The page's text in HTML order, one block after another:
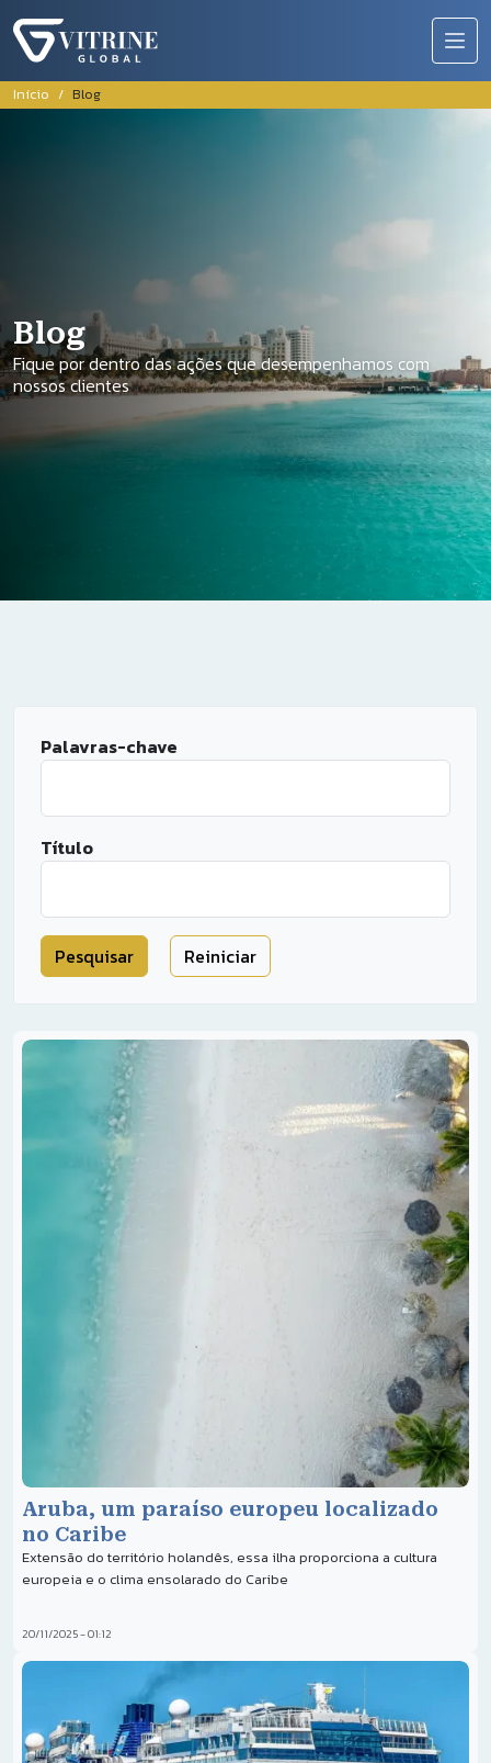
Trilha de navegação
Início Blog
Blog
Fique por dentro das ações que desempenhamos com
nossos clientes
Palavras-chave
Título
Aruba, um paraíso europeu localizado
no Caribe
Extensão do território holandês, essa ilha proporciona a cultura
europeia e o clima ensolarado do Caribe
20/11/2025 - 01:12